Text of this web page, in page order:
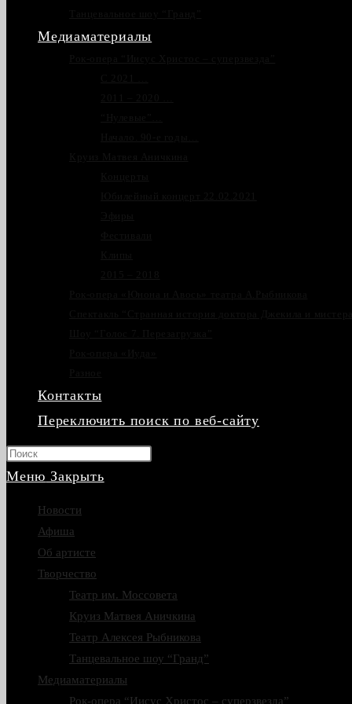
Медиаматериалы
Контакты
Переключить поиск по веб-сайту
Меню Закрыть
Новости
Афиша
Об артисте
Творчество
Театр им. Моссовета
Круиз Матвея Аничкина
Театр Алексея Рыбникова
Танцевальное шоу “Гранд”
Медиаматериалы
Рок-опера “Иисус Христос – суперзвезда”